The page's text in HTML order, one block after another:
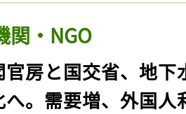
関・NGO
官房と国交省、地下
。需要増、外国人